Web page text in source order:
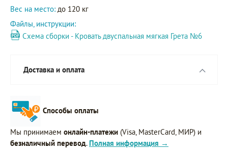
Вес на место: до 120 кг
Файлы, инструкции:
Схема сборки - Кровать двуспальная мягкая Грета №6
Доставка и оплата
Способы оплаты
Мы принимаем онлайн-платежи (Visa, MasterCard, МИР) и
безналичный перевод. Полная информация →